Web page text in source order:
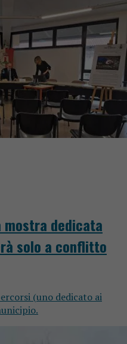
mostra dedicata
solo a conflitto
(uno dedicato ai